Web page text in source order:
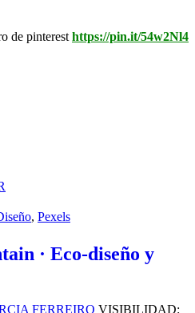
de pinterest https://pin.it/54w2Nl4
, Pexels
· Eco-diseño y
FERREIRO VISIBILIDAD: